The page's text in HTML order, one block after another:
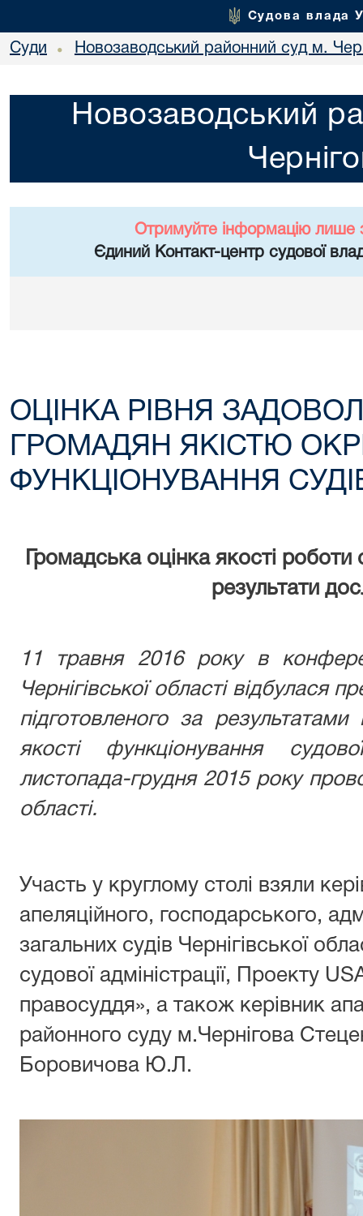
Судова влада
Суди • Новозаводський районний суд м.
Новозаводський
Отримуйте інформацію лише
Єдиний Контакт-центр судової
ОЦІНКА РІВНЯ
ГРОМАДЯН ЯКІСТЮ
ФУНКЦІОНУВАННЯ
Громадська оцінка якості роботи
результати
11 травня 2016 року в
Чернігівської області відбулася
підготовленого за результатами
якості функціонування
листопада-грудня 2015 року
області.
Участь у круглому столі взяли
апеляційного, господарського,
загальних судів Чернігівської
судової адміністрації, Проекту
правосуддя», а також керівник
районного суду м.Чернігова
Боровичова Ю.Л.